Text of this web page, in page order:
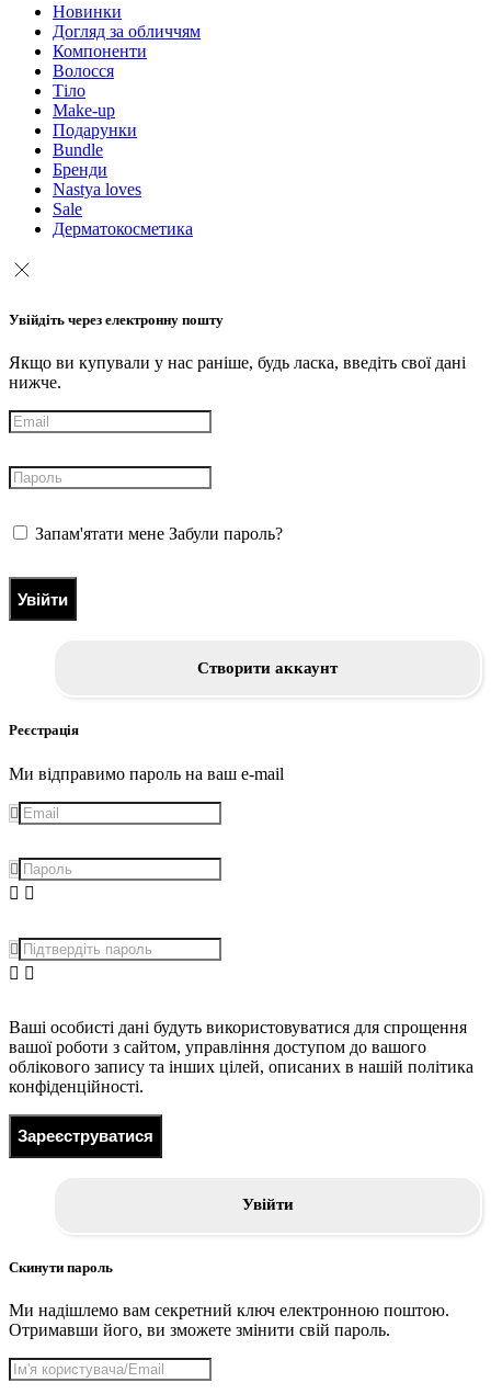
Новинки
Догляд за обличчям
Компоненти
Волосся
Тіло
Make-up
Подарунки
Bundle
Бренди
Nastya loves
Sale
Дерматокосметика
Увійдіть через електронну пошту
Якщо ви купували у нас раніше, будь ласка, введіть свої дані
нижче.
Запам'ятати мене Забули пароль?
Увійти
Створити аккаунт
Реєстрація
Ми відправимо пароль на ваш e-mail
Ваші особисті дані будуть використовуватися для спрощення
вашої роботи з сайтом, управління доступом до вашого
облікового запису та інших цілей, описаних в нашій політика
конфіденційності.
Зареєструватися
Увійти
Скинути пароль
Ми надішлемо вам секретний ключ електронною поштою.
Отримавши його, ви зможете змінити свій пароль.